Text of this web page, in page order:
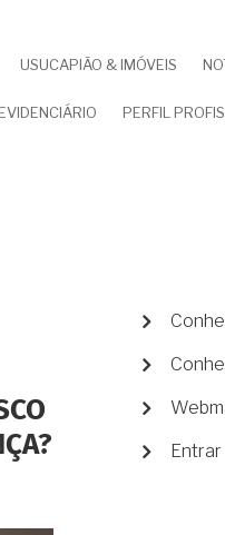
USUCAPIÃO & IMÓVEIS
PERFIL
MENU
CONTA
DE
Entrar